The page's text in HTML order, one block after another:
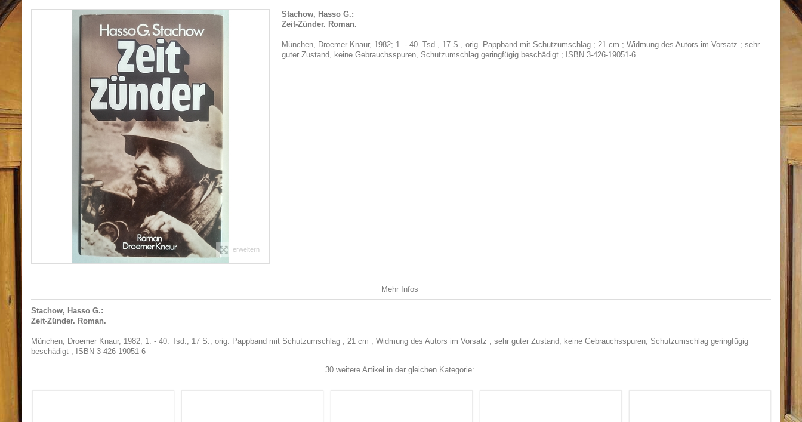
erweitern
Stachow, Hasso G.:
Zeit-Zünder. Roman.
München, Droemer Knaur, 1982; 1. - 40. Tsd., 17 S., orig. Pappband mit Schutzumschlag ; 21 cm ; Widmung des Autors im Vorsatz ; sehr
guter Zustand, keine Gebrauchsspuren, Schutzumschlag geringfügig beschädigt ; ISBN 3-426-19051-6
Mehr Infos
Stachow, Hasso G.:
Zeit-Zünder. Roman.
München, Droemer Knaur, 1982; 1. - 40. Tsd., 17 S., orig. Pappband mit Schutzumschlag ; 21 cm ; Widmung des Autors im Vorsatz ; sehr guter Zustand, keine Gebrauchsspuren, Schutzumschlag geringfügig
beschädigt ; ISBN 3-426-19051-6
30 weitere Artikel in der gleichen Kategorie: